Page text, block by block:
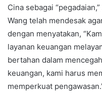
Cina sebagai
Wang telah mendesak
dengan menyatakan,
layanan keuangan
bertahan dalam
keuangan, kami harus
memperkuat